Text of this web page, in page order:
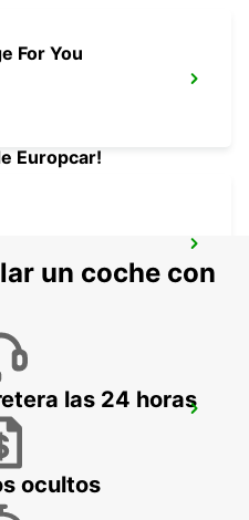
For You
Europcar!
un coche con
las 24 horas
ocultos